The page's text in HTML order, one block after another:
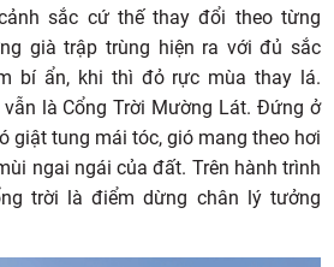
sắc cứ thế thay đổi theo từng
già trập trùng hiện ra với đủ sắc
bí ẩn, khi thì đỏ rực mùa thay lá.
là Cổng Trời Mường Lát. Đứng ở
giật tung mái tóc, gió mang theo hơi
ngai ngái của đất. Trên hành trình
trời là điểm dừng chân lý tưởng